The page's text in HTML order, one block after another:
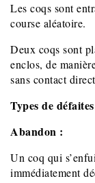
Les coqs sont
course aléatoire.
Deux coqs sont
enclos, de
sans contact
Types de
Abandon :
Un coq qui
immédiatement